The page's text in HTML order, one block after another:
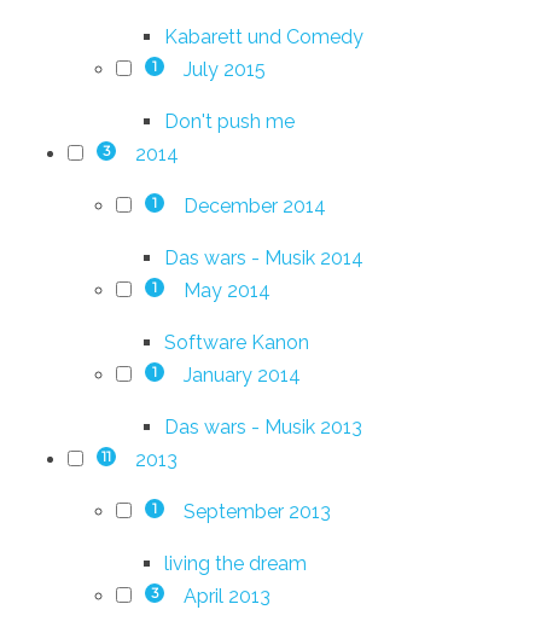
Kabarett und Comedy
1 July 2015
Don't push me
3 2014
1 December 2014
Das wars - Musik 2014
1 May 2014
Software Kanon
1 January 2014
Das wars - Musik 2013
11 2013
1 September 2013
living the dream
3 April 2013